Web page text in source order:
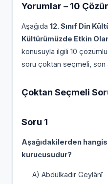
Yorumlar – 10
Aşağıda 12. Sınıf Din
Kültürümüzde Etkin
konusuyla ilgili 10
soru çoktan seçmeli, son
Çoktan Seçmeli
Soru 1
Aşağıdakilerden
kurucusudur?
A) Abdülkadir Geylânî